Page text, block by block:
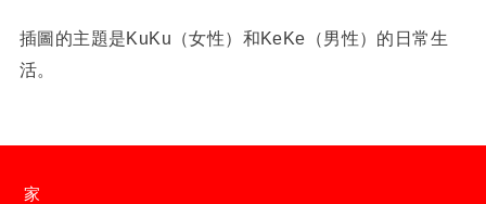
插圖的主題是KuKu（女性）和KeKe（男性）的日常生
活。
家